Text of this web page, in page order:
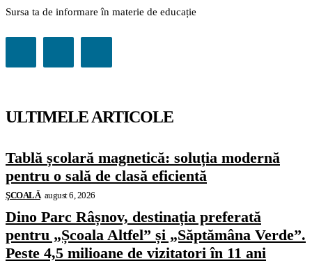
Sursa ta de informare în materie de educație
ULTIMELE ARTICOLE
Tablă școlară magnetică: soluția modernă
pentru o sală de clasă eficientă
ŞCOALĂ august 6, 2026
Dino Parc Râșnov, destinația preferată
pentru „Școala Altfel” și „Săptămâna Verde”.
Peste 4,5 milioane de vizitatori în 11 ani